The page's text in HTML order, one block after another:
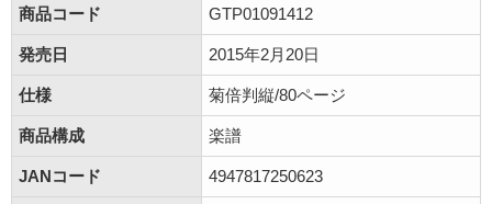
商品コード
GTP01091412
発売日 2015年2月20日
仕様 菊倍判縦/80ページ
商品構成 楽譜
JANコード 4947817250623